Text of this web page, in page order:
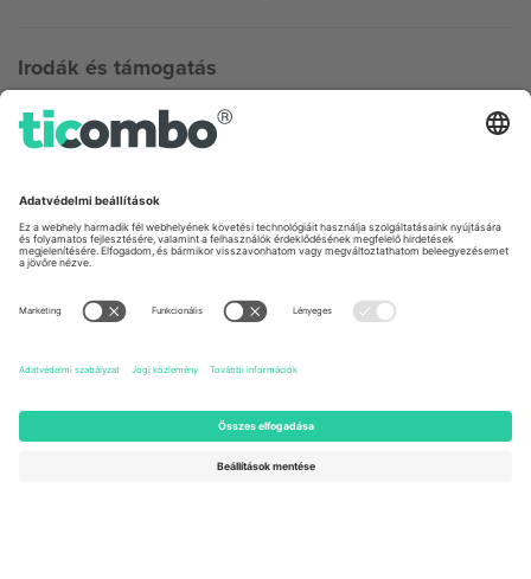
Irodák és támogatás
Germany
Unter den Linden 24, 10117
United States
Newark, Delaware 19713, United
Switzerland
Engelberg, Switzerland
Regus Sofia City West, bul
Totleben 53-55, 1606 Sofia,
UAE Dubai Silicon Oasis, DDP
Building A1, Office 302, Dubai,
United Arab Emirates